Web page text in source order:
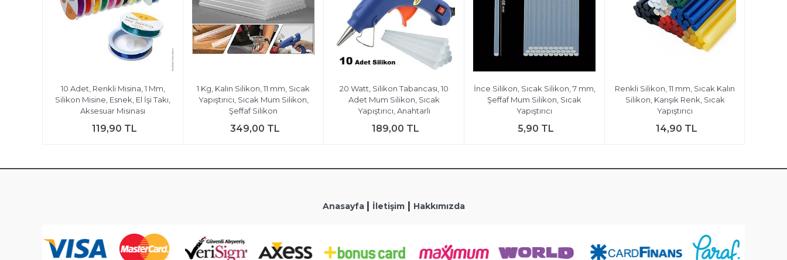
10 Adet, Renkli Misina, 1 Mm,
Silikon Misine, Esnek, El İşi Takı,
Aksesuar Misinası
119,90 TL
1 Kg, Kalın Silikon, 11 mm, Sıcak
Yapıştırıcı, Sıcak Mum Silikon,
Şeffaf Silikon
349,00 TL
20 Watt, Silikon Tabancası, 10
Adet Mum Silikon, Sıcak
Yapıştırıcı, Anahtarlı
189,00 TL
İnce Silikon, Sıcak Silikon, 7 mm,
Şeffaf Mum Silikon, Sıcak
Yapıştırıcı
5,90 TL
Renkli Silikon, 11 mm, Sıcak Kalın
Silikon, Karışık Renk, Sıcak
Yapıştırıcı
14,90 TL
Anasayfa | İletişim| Hakkımızda